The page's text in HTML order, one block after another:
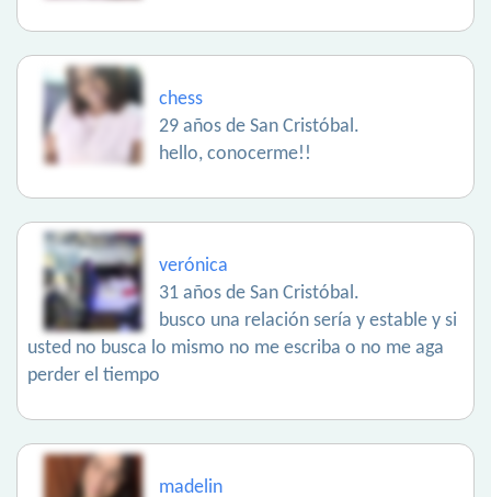
chess
29 años de San Cristóbal.
hello, conocerme!!
verónica
31 años de San Cristóbal.
busco una relación sería y estable y si
usted no busca lo mismo no me escriba o no me aga
perder el tiempo
madelin